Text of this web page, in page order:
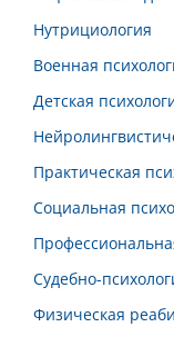
Нутрициология
Военная
Детская
Практическая
Социальная
Судебно-
Физическая